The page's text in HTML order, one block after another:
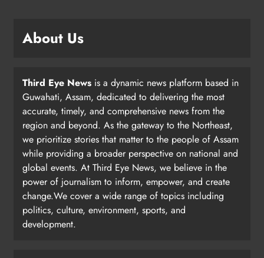
About Us
Third Eye News is a dynamic news platform based in
Guwahati, Assam, dedicated to delivering the most
accurate, timely, and comprehensive news from the
region and beyond. As the gateway to the Northeast,
we prioritize stories that matter to the people of Assam
while providing a broader perspective on national and
global events. At Third Eye News, we believe in the
power of journalism to inform, empower, and create
change.We cover a wide range of topics including
politics, culture, environment, sports, and
development.